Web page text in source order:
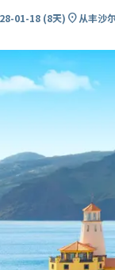
01-18 (8天) location_on从丰沙